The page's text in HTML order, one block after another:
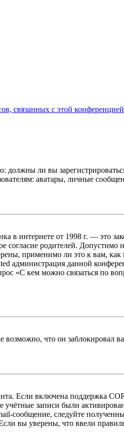
связанных с этой
должны ли вы
аватары, личные
в интернете от 1998 г. — это
родителей.
применимо ли это к вам,
администрация данной
«С кем можно связаться по
что он заблокировал
Если включена поддержка
записи были
сообщение, следуйте
вы уверены, что ввели